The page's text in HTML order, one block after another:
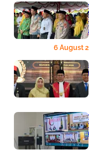
666
Ketua
6 August
PTA
Papua
6 August
Rapat
Agustus